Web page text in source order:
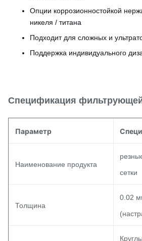
Опции коррозионностойкой
никеля / титана
Подходит для сложных и
Поддержка индивидуального
Спецификация фильтрующей
Параметр
Наименование продукта
сетки
Толщина
0.02